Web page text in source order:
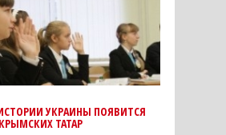
УКРАИНЫ ПОЯВИТСЯ
ТАТАР